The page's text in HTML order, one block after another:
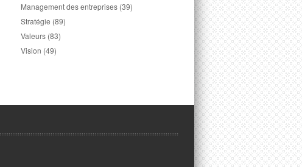
Management des entreprises (39)
Stratégie (89)
Valeurs (83)
Vision (49)